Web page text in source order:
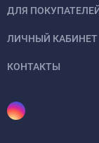
ДЛЯ
ЛИЧНЫЙ КАБИНЕТ
КОНТАКТЫ